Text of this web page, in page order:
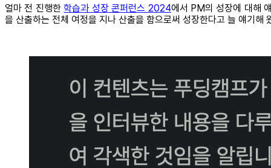
얼마 전 진행한학습과 성장 콘퍼런스 2024에서 PM의 성장에 대해
을 산출하는 전체 여정을 지나 산출을 함으로써 성장한다고 늘 얘기